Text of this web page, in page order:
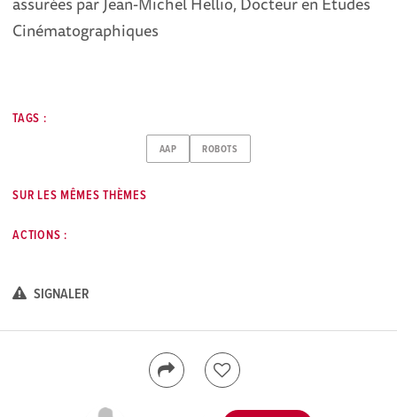
Cinématographiques
TAGS :
AAP ROBOTS
SUR LES MÊMES THÈMES
ACTIONS :
SIGNALER